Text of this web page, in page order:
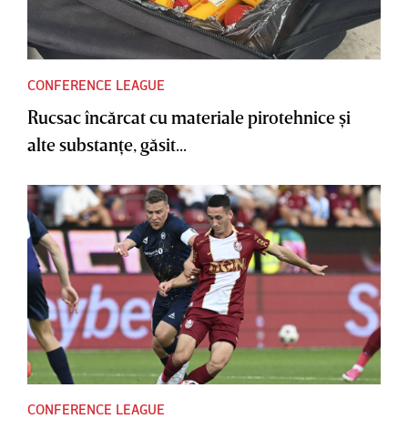
CONFERENCE LEAGUE
Rucsac încărcat cu materiale pirotehnice şi
alte substanţe, găsit...
CONFERENCE LEAGUE